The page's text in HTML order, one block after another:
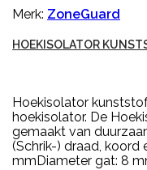
Merk: ZoneGuard
HOEKISOLATOR
Hoekisolator
hoekisolator. De
gemaakt van
(Schrik-) draad, koord
mmDiameter gat: 8